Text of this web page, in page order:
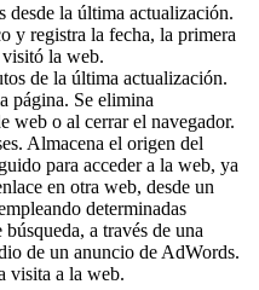
desde la última actualización.
y registra la fecha, la primera
la web.
de la última actualización.
página. Se elimina
web o al cerrar el navegador.
Almacena el origen del
para acceder a la web, ya
en otra web, desde un
determinadas
a través de una
de un anuncio de AdWords.
visita a la web.